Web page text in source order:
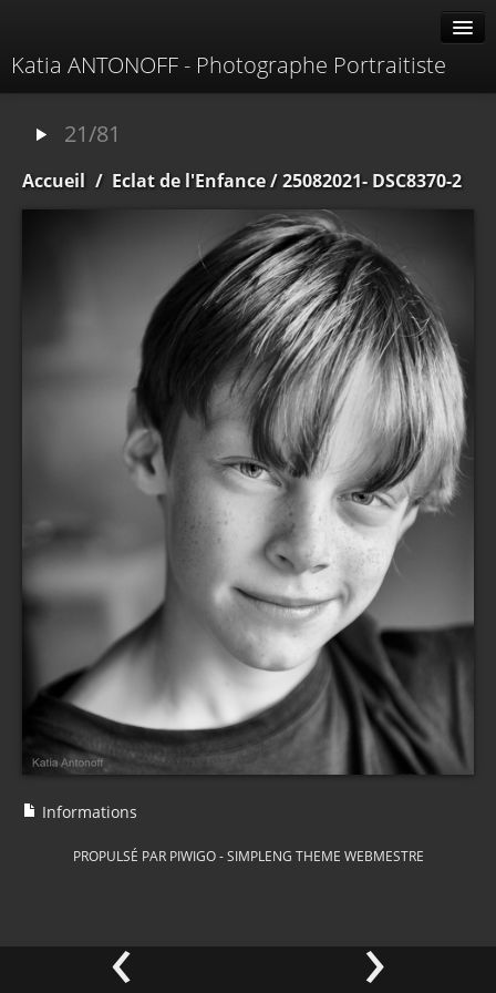
Katia ANTONOFF - Photographe Portraitiste
21/81
Accueil / Eclat de l'Enfance/ 25082021- DSC8370-2
‹ ›
Informations
PROPULSÉ PAR PIWIGO-SIMPLENG THEME WEBMESTRE